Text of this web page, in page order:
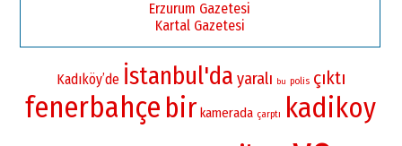
Erzurum Gazetesi
Kartal Gazetesi
Kadıköy’de İstanbul'da yaralı bu polis çıktı
fenerbahçe bir kamerada çarptı
kadikoy